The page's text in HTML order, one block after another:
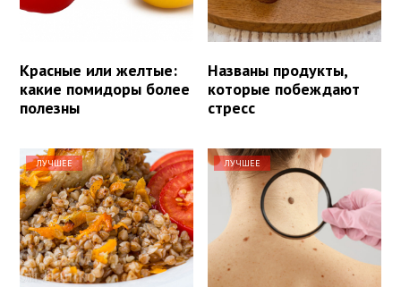
Красные или желтые:
какие помидоры более
полезны
Названы продукты,
которые побеждают
стресс
ЛУЧШЕЕ ЛУЧШЕЕ